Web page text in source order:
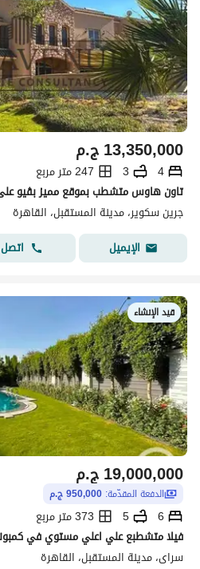
ج.م13,350,000
4
3
247 متر مربع
جرين سكوير، مدينة المستقبل، القاهرة
الإيميل
اتصل
قيد الإنشاء
ج.م19,000,000
الدفعة المقدّمة: 950,000 ج.م
6
5
373 متر مربع
سراى، مدينة المستقبل، القاهرة